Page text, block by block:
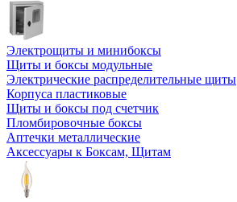
Электрощиты и минибоксы
Щиты и боксы модульные
Электрические распределительные щиты
Корпуса пластиковые
Щиты и боксы под счетчик
Пломбировочные боксы
Аптечки металлические
Аксессуары к Боксам, Щитам